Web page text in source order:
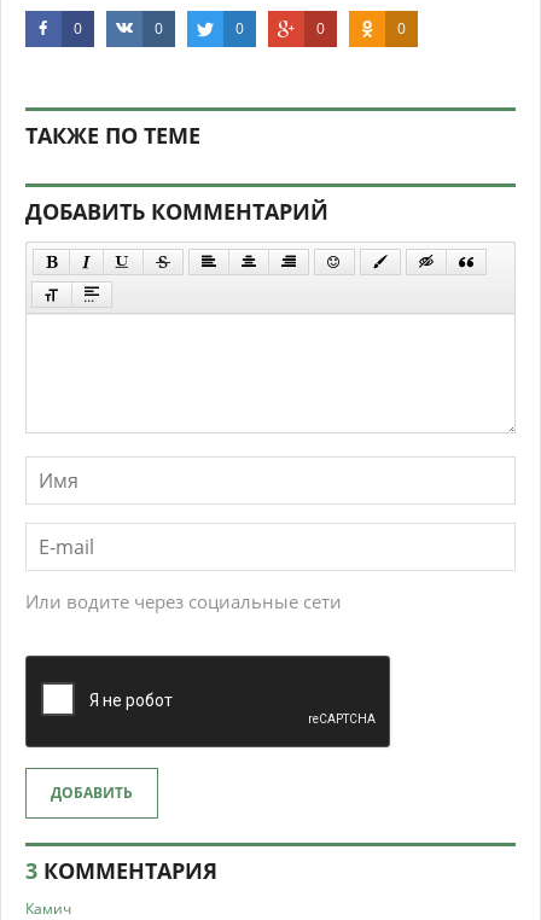
0 0 0 0 0
ТАКЖЕ ПО ТЕМЕ
ДОБАВИТЬ КОММЕНТАРИЙ
Или водите через социальные сети
ДОБАВИТЬ
3 КОММЕНТАРИЯ
Камич